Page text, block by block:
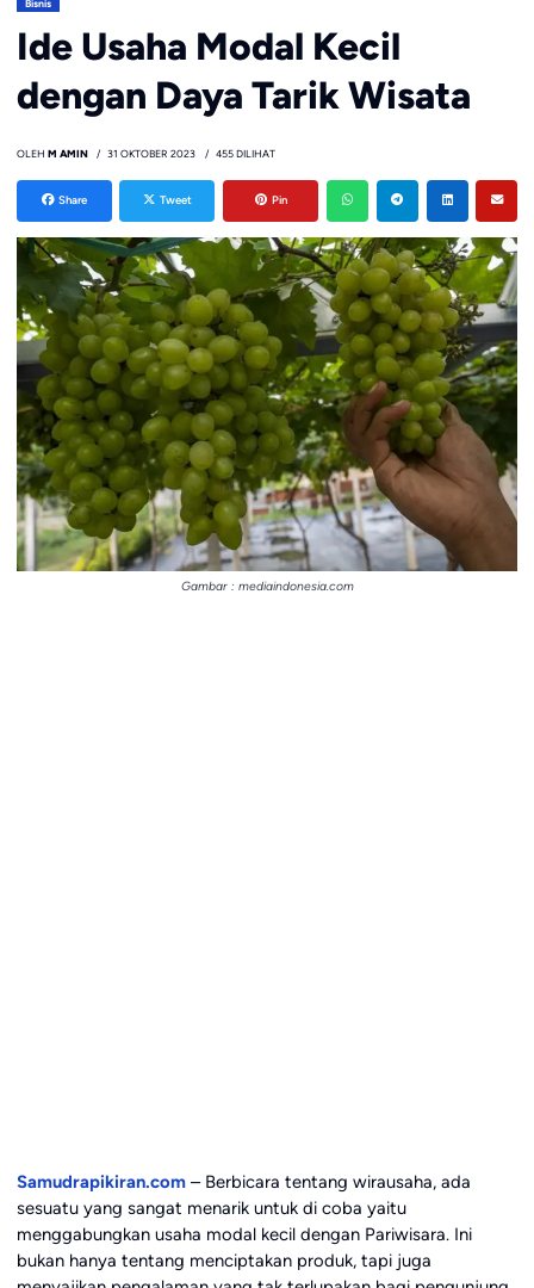
Bisnis
Ide Usaha Modal Kecil
dengan Daya Tarik Wisata
OLEH M AMIN 31 OKTOBER 2023 455 DILIHAT
Share Tweet Pin
Gambar : mediaindonesia.com
Samudrapikiran.com– Berbicara tentang wirausaha, ada
sesuatu yang sangat menarik untuk di coba yaitu
menggabungkan usaha modal kecil dengan Pariwisara. Ini
bukan hanya tentang menciptakan produk, tapi juga